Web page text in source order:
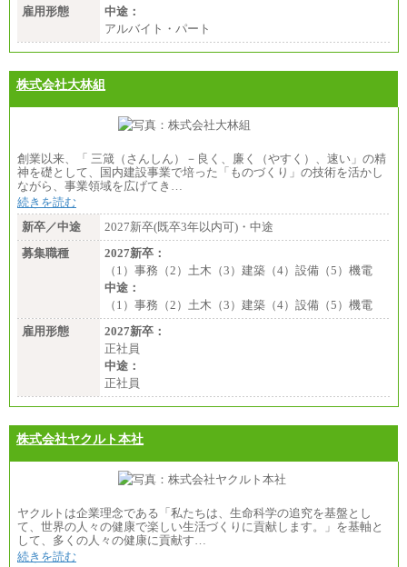
雇用形態
中途：
アルバイト・パート
株式会社大林組
創業以来、「 三箴（さんしん）－良く、廉く（やすく）、速い」の精
神を礎として、国内建設事業で培った「ものづくり」の技術を活かし
ながら、事業領域を広げてき…
続きを読む
新卒／中途
2027新卒(既卒3年以内可)・中途
募集職種
2027新卒：
（1）事務（2）土木（3）建築（4）設備（5）機電
中途：
（1）事務（2）土木（3）建築（4）設備（5）機電
雇用形態
2027新卒：
正社員
中途：
正社員
株式会社ヤクルト本社
ヤクルトは企業理念である「私たちは、生命科学の追究を基盤とし
て、世界の人々の健康で楽しい生活づくりに貢献します。」を基軸と
して、多くの人々の健康に貢献す…
続きを読む